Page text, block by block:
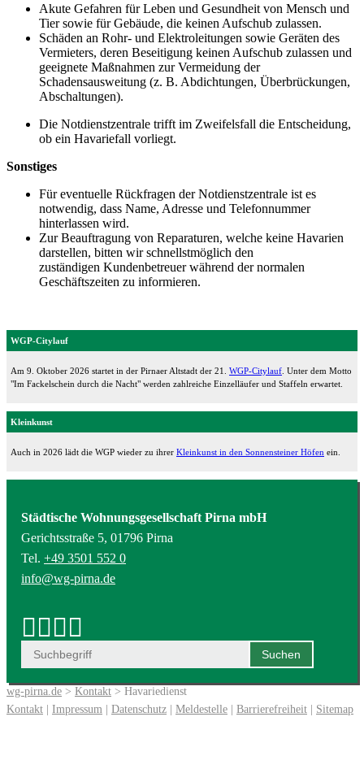
Akute Gefahren für Leben und Gesundheit von Mensch und
Tier sowie für Gebäude, die keinen Aufschub zulassen.
Schäden an Rohr- und Elektroleitungen sowie Geräten des
Vermieters, deren Beseitigung keinen Aufschub zulassen und
geeignete Maßnahmen zur Vermeidung der
Schadensausweitung (z. B. Abdichtungen, Überbrückungen,
Abschaltungen).
Die Notdienstzentrale trifft im Zweifelsfall die Entscheidung,
ob ein Havariefall vorliegt.
Sonstiges
Für eventuelle Rückfragen der Notdienstzentrale ist es
notwendig, dass Name, Adresse und Telefonnummer
hinterlassen wird.
Zur Beauftragung von Reparaturen, welche keine Havarien
darstellen, bitten wir schnellstmöglich den
zuständigen Kundenbetreuer während der normalen
Geschäftszeiten zu informieren.
WGP-Citylauf
Am 9. Oktober 2026 startet in der Pirnaer Altstadt der 21. WGP-Citylauf . Unter dem Motto
"Im Fackelschein durch die Nacht" werden zahlreiche Einzelläufer und Staffeln erwartet.
Kleinkunst
Auch in 2026 lädt die WGP wieder zu ihrer Kleinkunst in den Sonnensteiner Höfen ein.
Städtische Wohnungsgesellschaft Pirna mbH
Gerichtsstraße 5, 01796 Pirna
Tel. +49 3501 552 0
info@wg-pirna.de
wg-pirna.de > Kontakt > Havariedienst
Kontakt | Impressum | Datenschutz | Meldestelle | Barrierefreiheit | Sitemap